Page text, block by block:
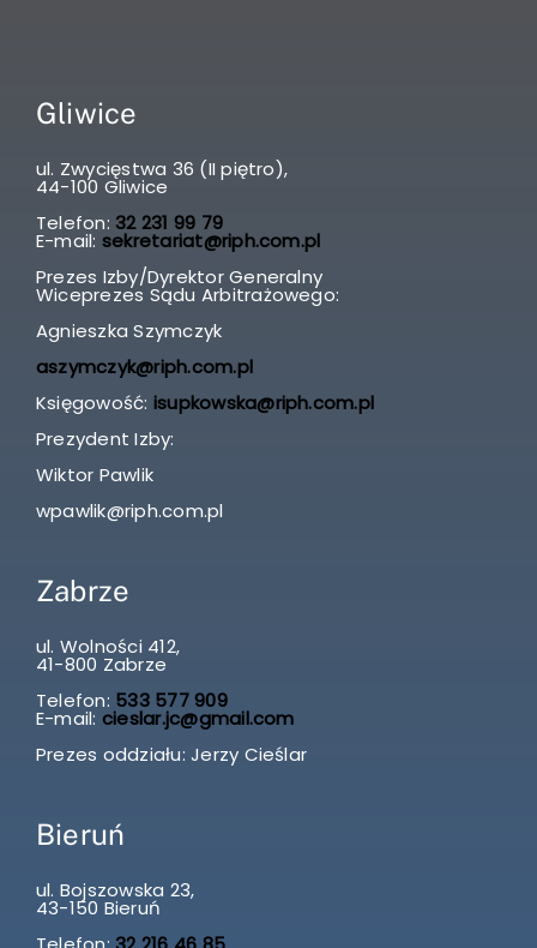
Gliwice
ul. Zwycięstwa 36 (II piętro),
44-100 Gliwice
Telefon: 32 231 99 79
E-mail: sekretariat@riph.com.pl
Prezes Izby/Dyrektor Generalny
Wiceprezes Sądu Arbitrażowego:
Agnieszka Szymczyk
aszymczyk@riph.com.pl
Księgowość: isupkowska@riph.com.pl
Prezydent Izby:
Wiktor Pawlik
wpawlik@riph.com.pl
Zabrze
ul. Wolności 412,
41-800 Zabrze
Telefon: 533 577 909
E-mail: cieslar.jc@gmail.com
Prezes oddziału: Jerzy Cieślar
Bieruń
ul. Bojszowska 23,
43-150 Bieruń